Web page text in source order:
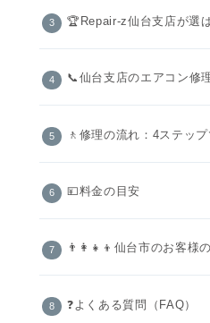
🏆Repair-z仙台支店が選
📞仙台支店のエアコン修
🚶修理の流れ：4ステッ
💴料金の目安
👨‍👩‍👧‍👦仙台市のお客様
❓よくある質問（FAQ）